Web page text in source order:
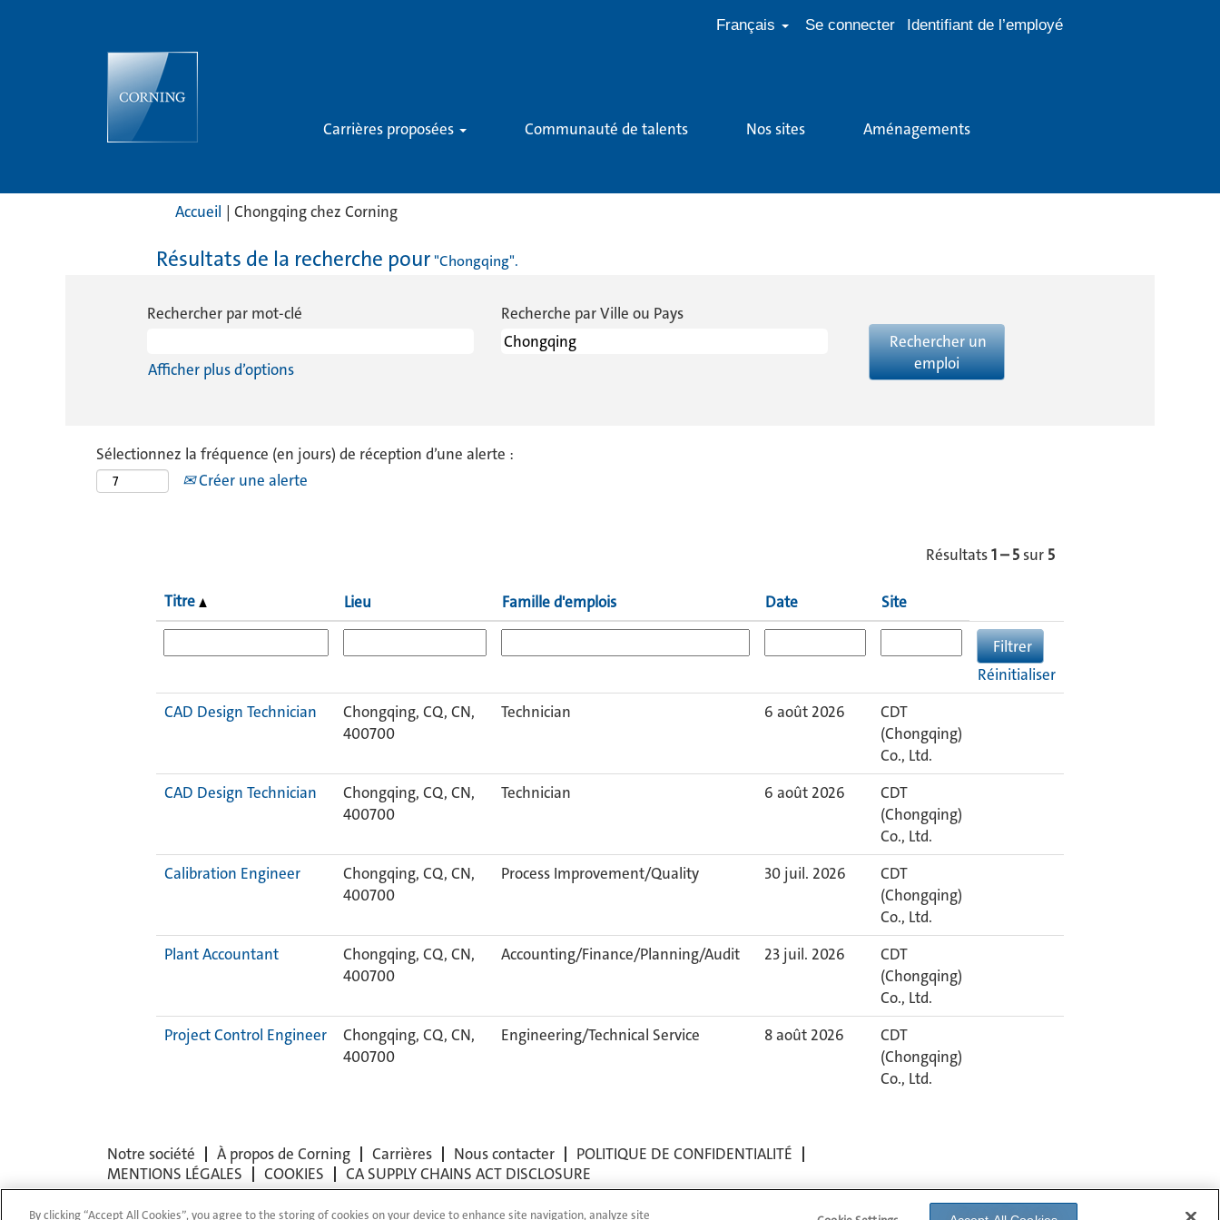
Français Se connecter Identifiant de l’employé
Carrières proposées Communauté de talents Nos sites Aménagements
Accueil | Chongqing chez Corning(page
Résultats de la recherche pour"Chongqing".
Rechercher par mot-clé Recherche par Ville ou Pays
Afficher plus d’options
Sélectionnez la fréquence (en jours) de réception d’une alerte :
Créer une alerte
Résultats1 – 5 sur 5
Titre Lieu Famille d'emplois Date Site
Réinitialiser
CAD Design Technician
Chongqing, CQ, CN,
400700
Technician 6 août 2026
CDT
(Chongqing)
Co., Ltd.
CAD Design Technician
Chongqing, CQ, CN,
400700
Technician 6 août 2026
CDT
(Chongqing)
Co., Ltd.
Calibration Engineer
Chongqing, CQ, CN,
400700
Process Improvement/Quality 30 juil. 2026
CDT
(Chongqing)
Co., Ltd.
Plant Accountant
Chongqing, CQ, CN,
400700
Accounting/Finance/Planning/Audit 23 juil. 2026
CDT
(Chongqing)
Co., Ltd.
Project Control Engineer
Chongqing, CQ, CN,
400700
Engineering/Technical Service 8 août 2026
CDT
(Chongqing)
Co., Ltd.
Notre société À propos de Corning Carrières Nous contacter
POLITIQUE DE CONFIDENTIALITÉ
MENTIONS LÉGALES
COOKIES CA SUPPLY CHAINS ACT DISCLOSURE
By clicking “Accept All Cookies”, you agree to the storing of cookies on your device to enhance site navigation, analyze site